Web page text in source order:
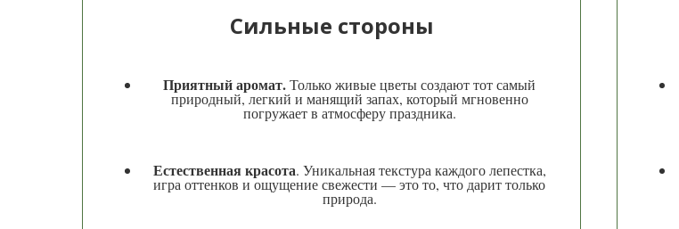
Сильные стороны
Приятный аромат.Только живые цветы создают тот самый
природный, легкий и манящий запах, который мгновенно
погружает в атмосферу праздника.
Естественная красота. Уникальная текстура каждого лепестка,
игра оттенков и ощущение свежести — это то, что дарит только
природа.